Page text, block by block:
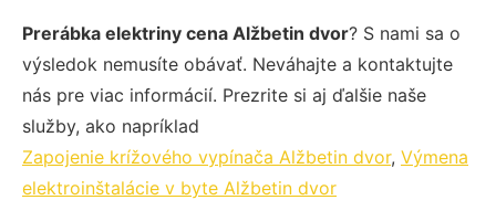
Prerábka elektriny cena Alžbetin dvor? S nami sa o
výsledok nemusíte obávať. Neváhajte a kontaktujte
nás pre viac informácií. Prezrite si aj ďalšie naše
služby, ako napríklad
Zapojenie krížového vypínača Alžbetin dvor, Výmena
elektroinštalácie v byte Alžbetin dvor